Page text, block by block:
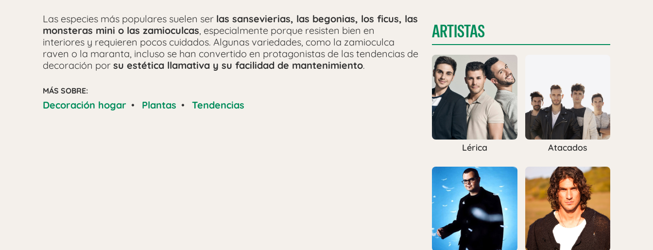
Las especies más populares suelen ser las sansevierias, las begonias, los ficus, las
monsteras mini o las zamioculcas, especialmente porque resisten bien en
interiores y requieren pocos cuidados. Algunas variedades, como la zamioculca
raven o la maranta, incluso se han convertido en protagonistas de las tendencias de
decoración por su estética llamativa y su facilidad de mantenimiento.
MÁS SOBRE:
Decoración hogar • Plantas • Tendencias
ARTISTAS
Lérica Atacados